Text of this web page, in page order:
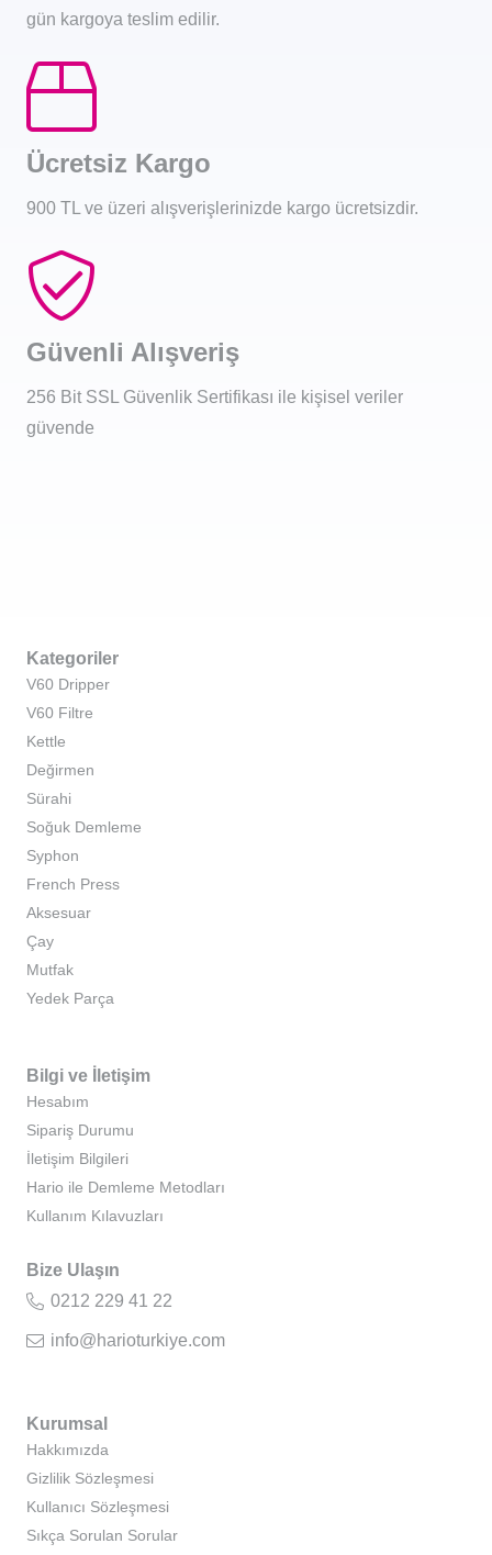
gün kargoya teslim edilir.
Ücretsiz Kargo
900 TL ve üzeri alışverişlerinizde kargo ücretsizdir.
Güvenli Alışveriş
256 Bit SSL Güvenlik Sertifikası ile kişisel veriler
güvende
Kategoriler
V60 Dripper
V60 Filtre
Kettle
Değirmen
Sürahi
Soğuk Demleme
Syphon
French Press
Aksesuar
Çay
Mutfak
Yedek Parça
Bilgi ve İletişim
Hesabım
Sipariş Durumu
İletişim Bilgileri
Hario ile Demleme Metodları
Kullanım Kılavuzları
Bize Ulaşın
0212 229 41 22
info@harioturkiye.com
Kurumsal
Hakkımızda
Gizlilik Sözleşmesi
Kullanıcı Sözleşmesi
Sıkça Sorulan Sorular